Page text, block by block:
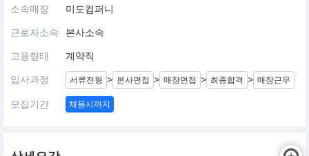
소속매장 미도컴퍼니
근로자소속 본사소속
고용형태 계약직
입사과정 서류전형 > 본사면접 > 매장면접 > 최종합격 > 매장근무
모집기간 채용시까지